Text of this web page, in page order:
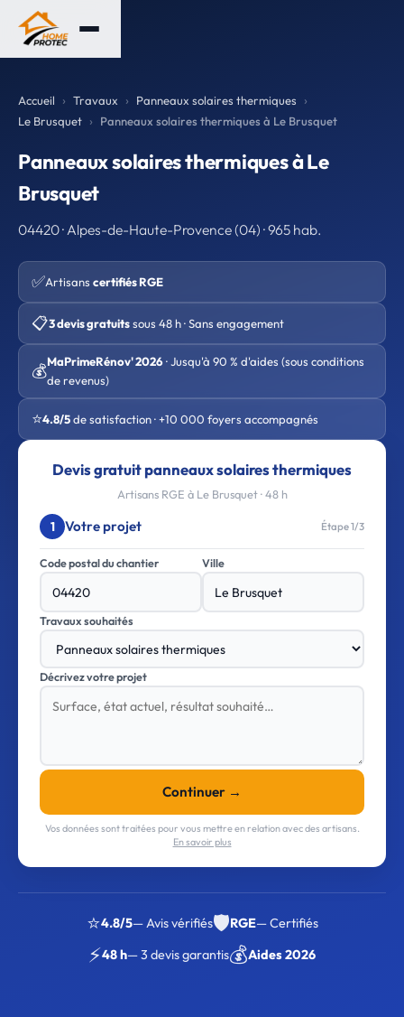
Accueil Travaux
Panneaux solaires thermiques
Le Brusquet
Panneaux solaires thermiques à Le Brusquet
Panneaux solaires thermiques à Le
Brusquet
04420 · Alpes-de-Haute-Provence (04) · 965 hab.
✅Artisans certifiés RGE
📋3 devis gratuitssous 48 h · Sans engagement
💰MaPrimeRénov' 2026· Jusqu'à 90 % d'aides (sous conditions
de revenus)
⭐4.8/5de satisfaction · +10 000 foyers accompagnés
Devis gratuit panneaux solaires thermiques
Artisans RGE à Le Brusquet · 48 h
1 Votre projet Étape 1/3
Code postal du chantier Ville
Travaux souhaités
Décrivez votre projet
Continuer →
Vos données sont traitées pour vous mettre en relation avec des artisans.
En savoir plus
⭐4.8/5— Avis vérifiés🛡️RGE— Certifiés
⚡48 h— 3 devis garantis💰Aides 2026